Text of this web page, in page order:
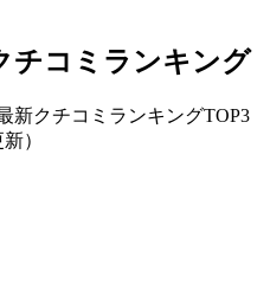
チコミランキング
新クチコミランキングTOP3
）